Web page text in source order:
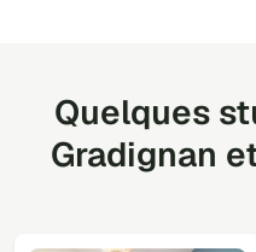
Quelques
Gradignan